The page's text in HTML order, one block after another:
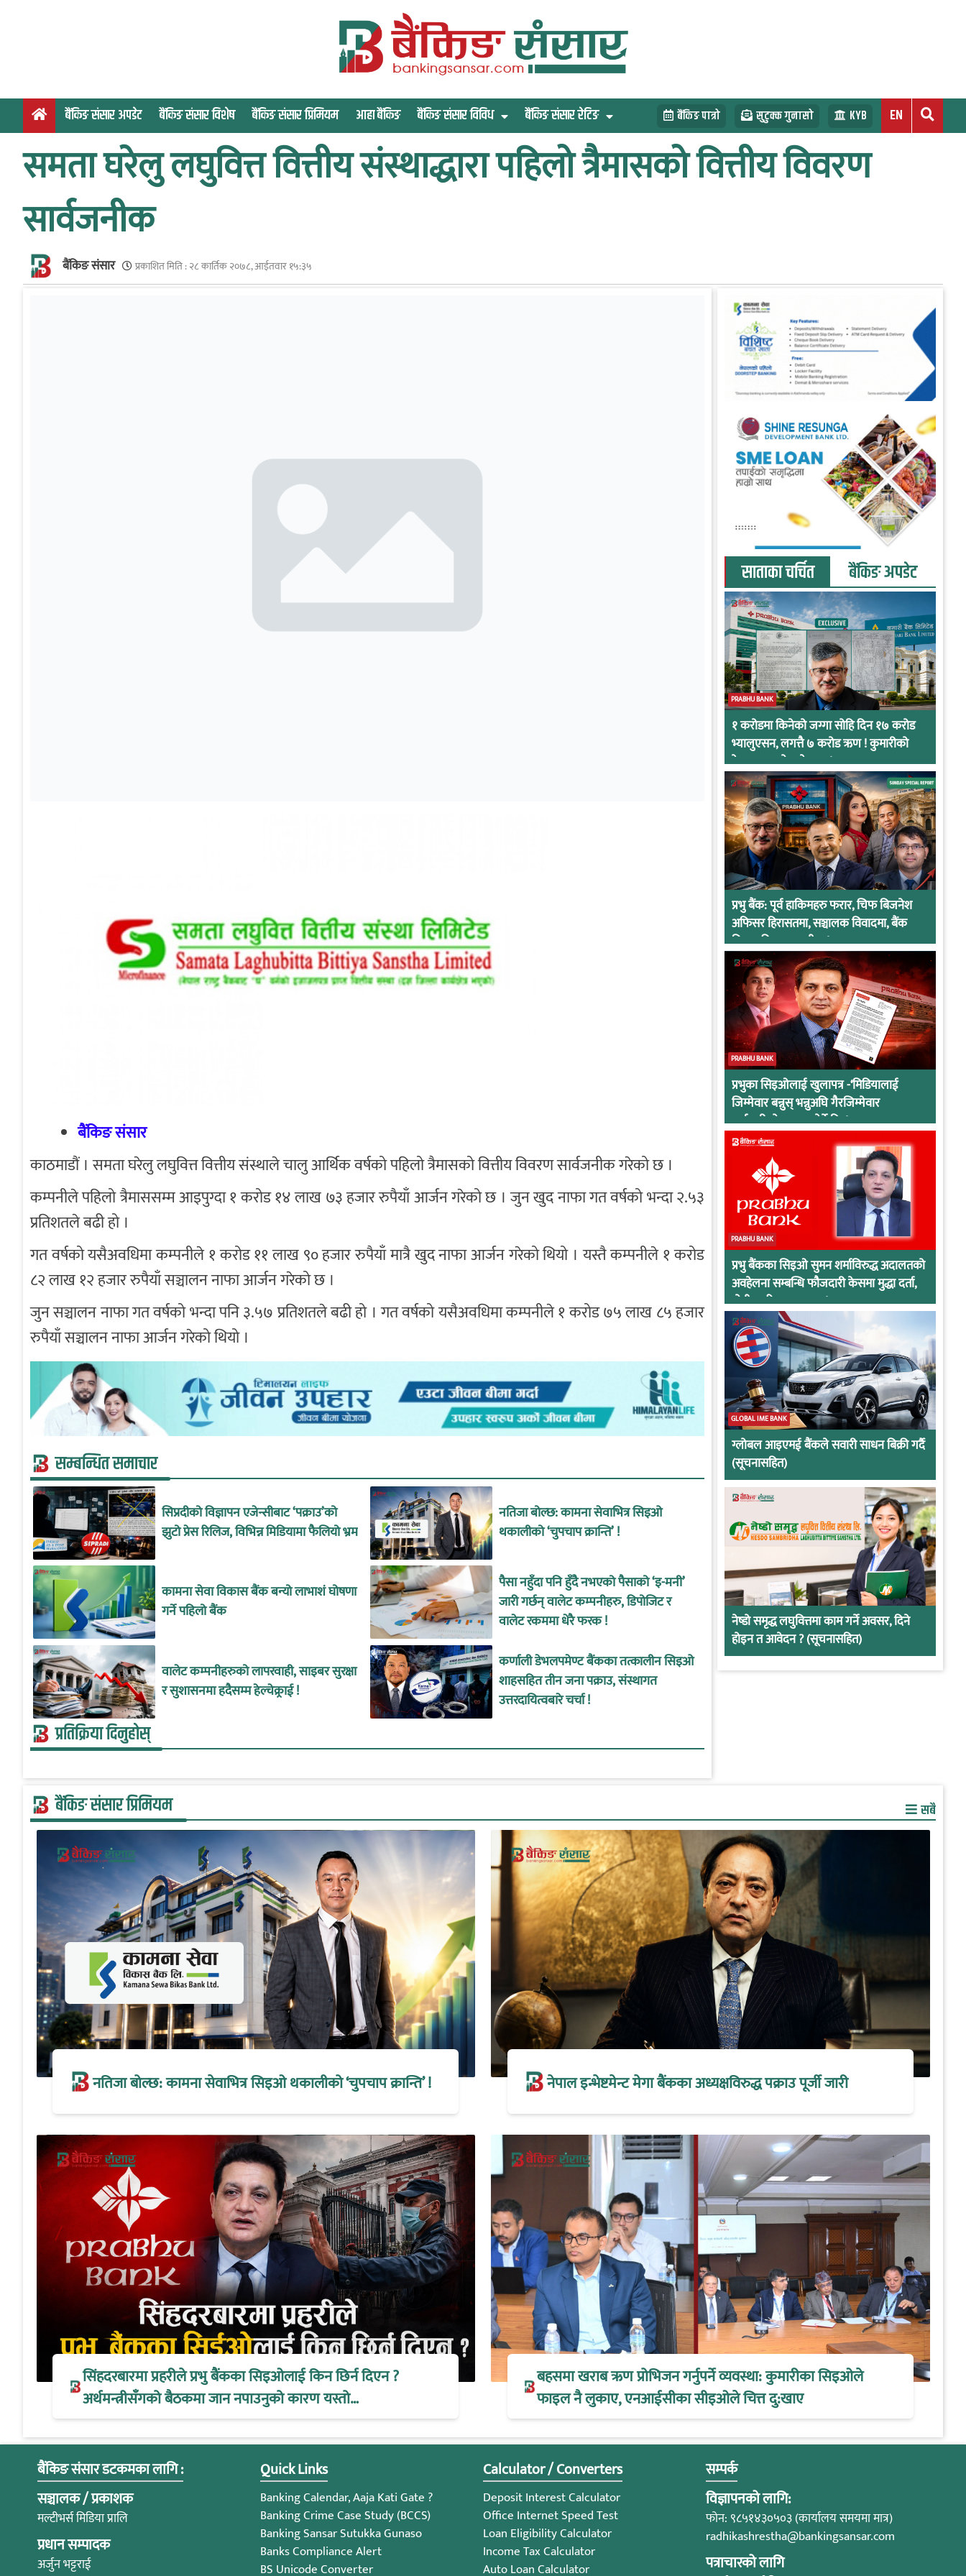
o
बैंकिङ संसार अपडेट बैंकिङ संसार विशेष बैंकिङ संसार प्रिमियम आहा बैंकिङ बैंकिङ संसार विविध बैंकिङ संसार रेटिङ बैंकिङ पात्रो सुटुक्क गुनासो KYB EN
समता घरेलु लघुवित्त वित्तीय संस्थाद्धारा पहिलो त्रैमासको वित्तीय विवरण
सार्वजनीक
बैंकिङ संसार प्रकाशित मिति :२८ कार्तिक २०७८, आईतवार १५:३५
बैंकिङ संसार
काठमाडौं । समता घरेलु लघुवित्त वित्तीय संस्थाले चालु आर्थिक वर्षको पहिलो त्रैमासको वित्तीय विवरण सार्वजनीक गरेको छ ।
कम्पनीले पहिलो त्रैमाससम्म आइपुग्दा १ करोड १४ लाख ७३ हजार रुपैयाँ आर्जन गरेको छ । जुन खुद नाफा गत वर्षको भन्दा २.५३
प्रतिशतले बढी हो ।
गत वर्षको यसैअवधिमा कम्पनीले १ करोड ११ लाख ९० हजार रुपैयाँ मात्रै खुद नाफा आर्जन गरेको थियो । यस्तै कम्पनीले १ करोड
८२ लाख १२ हजार रुपैयाँ सञ्चालन नाफा आर्जन गरेको छ ।
जुन सञ्चालन नाफा गत वर्षको भन्दा पनि ३.५७ प्रतिशतले बढी हो । गत वर्षको यसैअवधिमा कम्पनीले १ करोड ७५ लाख ८५ हजार
रुपैयाँ सञ्चालन नाफा आर्जन गरेको थियो ।
सम्बन्धित समाचार
सिप्रदीको विज्ञापन एजेन्सीबाट ‘पक्राउ’को
झुटो प्रेस रिलिज, विभिन्न मिडियामा फैलियो भ्रम
नतिजा बोल्छ: कामना सेवाभित्र सिइओ
थकालीको ‘चुपचाप क्रान्ति’ !
कामना सेवा विकास बैंक बन्यो लाभाशं घोषणा
गर्ने पहिलो बैंक
पैसा नहुँदा पनि हुँदै नभएको पैसाको ‘इ-मनी’
जारी गर्छन् वालेट कम्पनीहरु, डिपोजिट र
वालेट रकममा धेरै फरक !
वालेट कम्पनीहरुको लापरवाही, साइबर सुरक्षा
र सुशासनमा हदैसम्म हेल्चेक्र्राई !
कर्णाली डेभलपमेण्ट बैंकका तत्कालीन सिइओ
शाहसहित तीन जना पक्राउ, संस्थागत
उत्तरदायित्वबारे चर्चा !
प्रतिक्रिया दिनुहोस्
साताका चर्चित बैंकिङ अपडेट
PRABHU BANK
१ करोडमा किनेको जग्गा सोहि दिन १७ करोड
भ्यालुएसन, लगत्तै ७ करोड ऋण ! कुमारीको
केसमा प्रभुको कनेक्सन !
प्रभु बैंक: पूर्व हाकिमहरु फरार, चिफ बिजनेश
अफिसर हिरासतमा, सञ्चालक विवादमा, बैंक
नियामकीय कारवाहीमा !
PRABHU BANK
प्रभुका सिइओलाई खुलापत्र -‘मिडियालाई
जिम्मेवार बन्नुस् भन्नुअघि गैरजिम्मेवार
कर्मचारीको व्यवहार हेर्ने कि !
PRABHU BANK
प्रभु बैंकका सिइओ सुमन शर्माविरुद्ध अदालतको
अवहेलना सम्बन्धि फौजदारी केसमा मुद्धा दर्ता,
दोषी ठहरिए जान्छ पद !
GLOBAL IME BANK
ग्लोबल आइएमई बैंकले सवारी साधन बिक्री गर्दै
(सूचनासहित)
नेष्डो समृद्ध लघुवित्तमा काम गर्ने अवसर, दिने
होइन त आवेदन ? (सूचनासहित)
बैंकिङ संसार प्रिमियम सबै
नतिजा बोल्छ: कामना सेवाभित्र सिइओ थकालीको ‘चुपचाप क्रान्ति’ ! नेपाल इन्भेष्टमेन्ट मेगा बैंकका अध्यक्षविरुद्ध पक्राउ पूर्जी जारी
सिंहदरबारमा प्रहरीले प्रभु बैंकका सिइओलाई किन छिर्न दिएन ?
अर्थमन्त्रीसँगको बैठकमा जान नपाउनुको कारण यस्तो…
बहसमा खराब ऋण प्रोभिजन गर्नुपर्ने व्यवस्था: कुमारीका सिइओले
फाइल नै लुकाए, एनआईसीका सीइओले चित्त दु:खाए
बैंकिङ संसार डटकमका लागि :
सञ्चालक / प्रकाशक
मल्टीभर्स मिडिया प्रालि
प्रधान सम्पादक
अर्जुन भट्टराई
Quick Links
Banking Calendar, Aaja Kati Gate ?
Banking Crime Case Study (BCCS)
Banking Sansar Sutukka Gunaso
Banks Compliance Alert
BS Unicode Converter
Calculator / Converters
Deposit Interest Calculator
Office Internet Speed Test
Loan Eligibility Calculator
Income Tax Calculator
Auto Loan Calculator
सम्पर्क
विज्ञापनको लागि:
फोन: ९८५१४३०५०३ (कार्यालय समयमा मात्र)
radhikashrestha@bankingsansar.com
पत्राचारको लागि